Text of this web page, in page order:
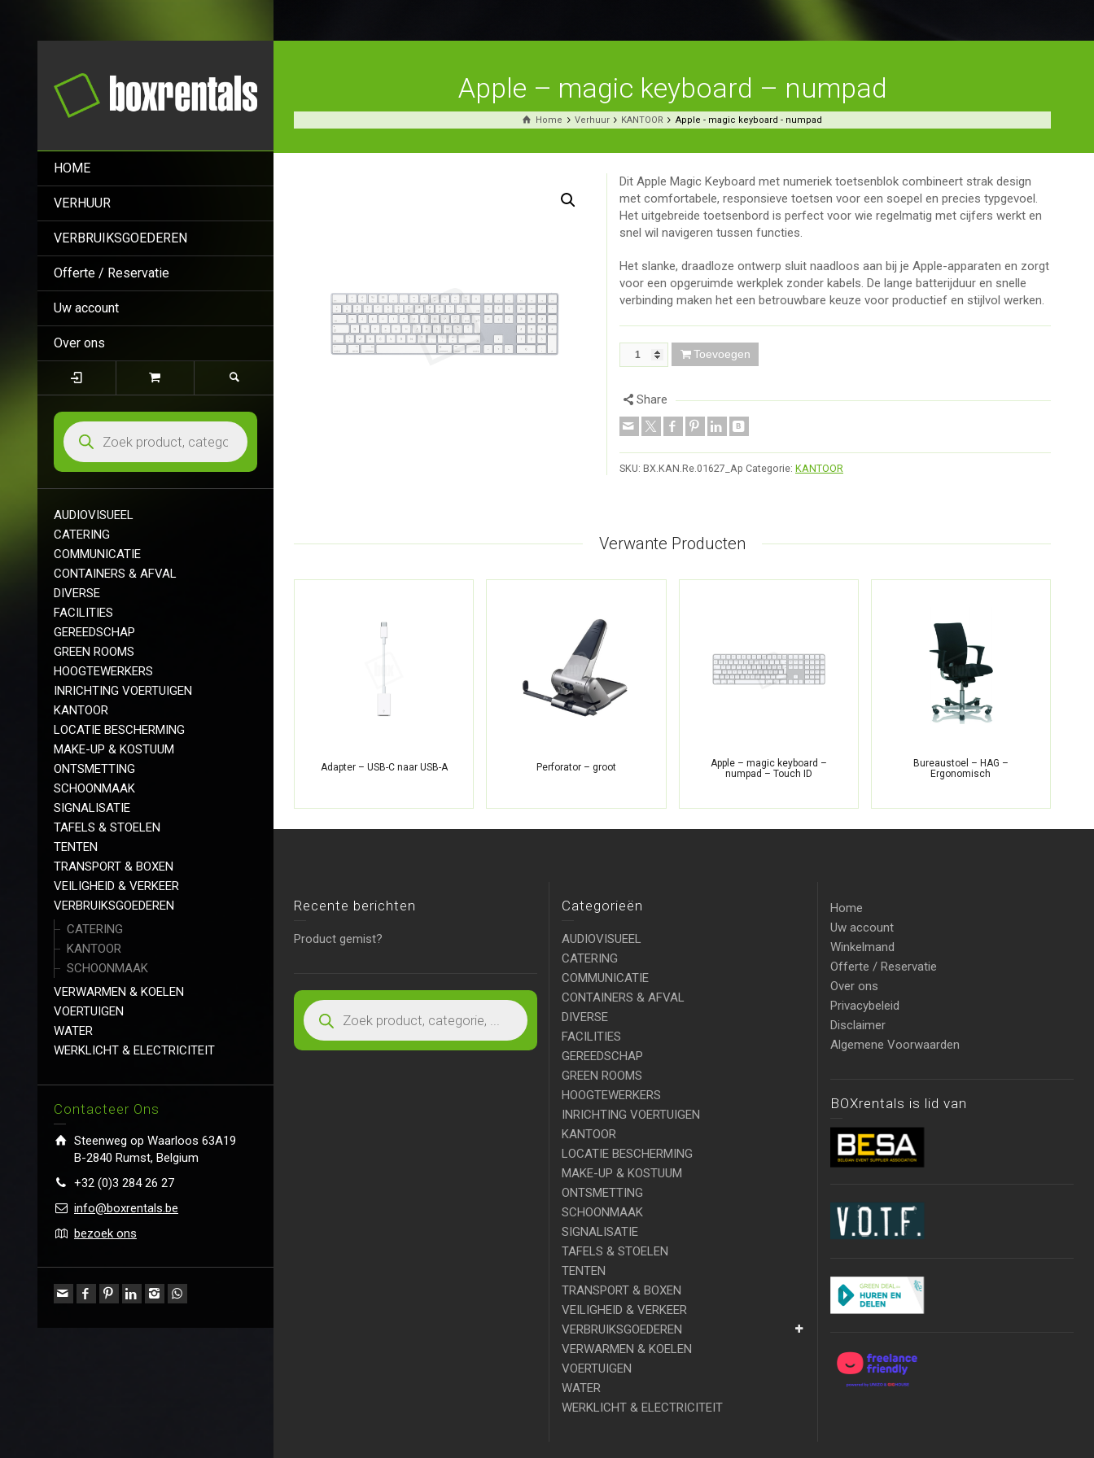
HOME
VERHUUR
VERBRUIKSGOEDEREN
Offerte / Reservatie
Uw account
Over ons
AUDIOVISUEEL
CATERING
COMMUNICATIE
CONTAINERS & AFVAL
DIVERSE
FACILITIES
GEREEDSCHAP
GREEN ROOMS
HOOGTEWERKERS
INRICHTING VOERTUIGEN
KANTOOR
LOCATIE BESCHERMING
MAKE-UP & KOSTUUM
ONTSMETTING
SCHOONMAAK
SIGNALISATIE
TAFELS & STOELEN
TENTEN
TRANSPORT & BOXEN
VEILIGHEID & VERKEER
VERBRUIKSGOEDEREN
CATERING
KANTOOR
SCHOONMAAK
VERWARMEN & KOELEN
VOERTUIGEN
WATER
WERKLICHT & ELECTRICITEIT
Contacteer Ons
Steenweg op Waarloos 63A19
B-2840 Rumst, Belgium
+32 (0)3 284 26 27
info@boxrentals.be
bezoek ons
Apple – magic keyboard – numpad
Home Verhuur KANTOOR Apple - magic keyboard - numpad
Dit Apple Magic Keyboard met numeriek toetsenblok combineert strak design
met comfortabele, responsieve toetsen voor een soepel en precies typgevoel.
Het uitgebreide toetsenbord is perfect voor wie regelmatig met cijfers werkt en
snel wil navigeren tussen functies.
Het slanke, draadloze ontwerp sluit naadloos aan bij je Apple-apparaten en zorgt
voor een opgeruimde werkplek zonder kabels. De lange batterijduur en snelle
verbinding maken het een betrouwbare keuze voor productief en stijlvol werken.
Toevoegen
Share
SKU: BX.KAN.Re.01627_Ap Categorie: KANTOOR
Verwante Producten
Adapter – USB-C naar USB-A Perforator – groot
Apple – magic keyboard –
numpad – Touch ID
Bureaustoel – HAG –
Ergonomisch
Recente berichten
Product gemist?
Categorieën
AUDIOVISUEEL
CATERING
COMMUNICATIE
CONTAINERS & AFVAL
DIVERSE
FACILITIES
GEREEDSCHAP
GREEN ROOMS
HOOGTEWERKERS
INRICHTING VOERTUIGEN
KANTOOR
LOCATIE BESCHERMING
MAKE-UP & KOSTUUM
ONTSMETTING
SCHOONMAAK
SIGNALISATIE
TAFELS & STOELEN
TENTEN
TRANSPORT & BOXEN
VEILIGHEID & VERKEER
VERBRUIKSGOEDEREN
VERWARMEN & KOELEN
VOERTUIGEN
WATER
WERKLICHT & ELECTRICITEIT
Home
Uw account
Winkelmand
Offerte / Reservatie
Over ons
Privacybeleid
Disclaimer
Algemene Voorwaarden
BOXrentals is lid van